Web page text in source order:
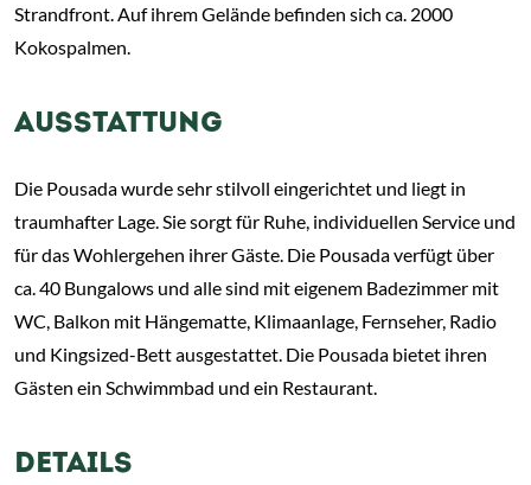
Strandfront. Auf ihrem Gelände befinden sich ca. 2000
Kokospalmen.
AUSSTATTUNG
Die Pousada wurde sehr stilvoll eingerichtet und liegt in
traumhafter Lage. Sie sorgt für Ruhe, individuellen Service und
für das Wohlergehen ihrer Gäste. Die Pousada verfügt über
ca. 40 Bungalows und alle sind mit eigenem Badezimmer mit
WC, Balkon mit Hängematte, Klimaanlage, Fernseher, Radio
und Kingsized-Bett ausgestattet. Die Pousada bietet ihren
Gästen ein Schwimmbad und ein Restaurant.
DETAILS